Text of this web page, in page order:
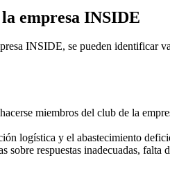
empresa INSIDE
INSIDE, se pueden identificar
miembros del club de la
logística y el abastecimiento
respuestas inadecuadas,